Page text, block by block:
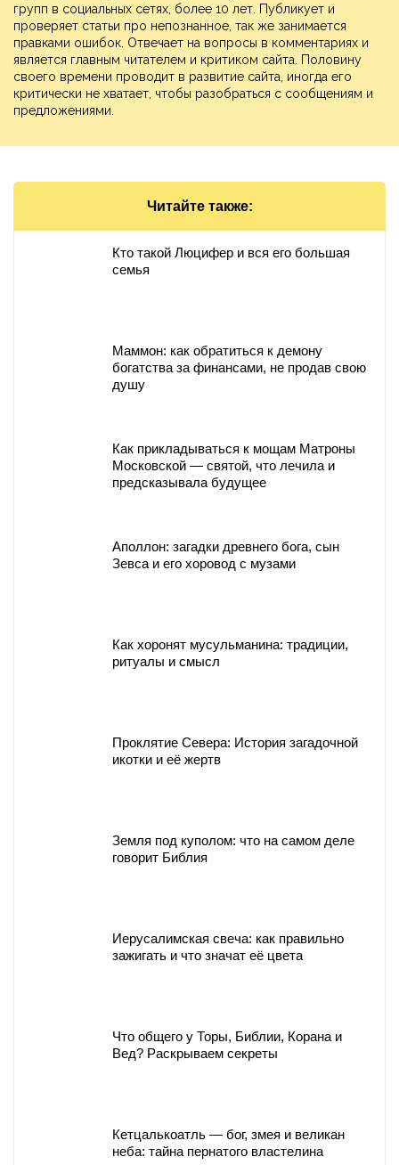
групп в социальных сетях, более 10 лет. Публикует и
проверяет статьи про непознанное, так же занимается
правками ошибок. Отвечает на вопросы в комментариях и
является главным читателем и критиком сайта. Половину
своего времени проводит в развитие сайта, иногда его
критически не хватает, чтобы разобраться с сообщениям и
предложениями.
Читайте также:
Кто такой Люцифер и вся его большая
семья
Маммон: как обратиться к демону
богатства за финансами, не продав свою
душу
Как прикладываться к мощам Матроны
Московской — святой, что лечила и
предсказывала будущее
Аполлон: загадки древнего бога, сын
Зевса и его хоровод с музами
Как хоронят мусульманина: традиции,
ритуалы и смысл
Проклятие Севера: История загадочной
икотки и её жертв
Земля под куполом: что на самом деле
говорит Библия
Иерусалимская свеча: как правильно
зажигать и что значат её цвета
Что общего у Торы, Библии, Корана и
Вед? Раскрываем секреты
Кетцалькоатль — бог, змея и великан
неба: тайна пернатого властелина